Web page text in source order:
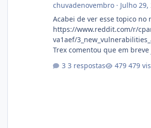
chuvadenovembro· Julho
Acabei de ver esse topico no
https://www.reddit.com/r/
va1aef/
Trex comentou que em
3 respostas 479